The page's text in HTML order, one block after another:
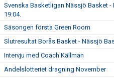
Svenska Basketligan Nässjö Basket -
19:04.
Säsongen första Green Room
Slutresultat Borås Basket - Nässjö
Intervju med Coach Källman
Andelslotteriet dragning November